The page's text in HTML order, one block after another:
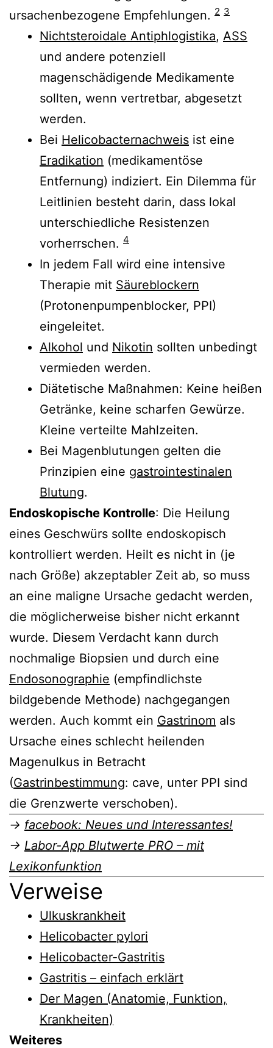
ursachenbezogene Empfehlungen. 2 3
Nichtsteroidale Antiphlogistika, ASS
und andere potenziell
magenschädigende Medikamente
sollten, wenn vertretbar, abgesetzt
werden.
Bei Helicobacternachweis ist eine
Eradikation (medikamentöse
Entfernung) indiziert. Ein Dilemma für
Leitlinien besteht darin, dass lokal
unterschiedliche Resistenzen
vorherrschen. 4
In jedem Fall wird eine intensive
Therapie mit Säureblockern
(Protonenpumpenblocker, PPI)
eingeleitet.
Alkohol und Nikotin sollten unbedingt
vermieden werden.
Diätetische Maßnahmen: Keine heißen
Getränke, keine scharfen Gewürze.
Kleine verteilte Mahlzeiten.
Bei Magenblutungen gelten die
Prinzipien eine gastrointestinalen
Blutung.
Endoskopische Kontrolle: Die Heilung
eines Geschwürs sollte endoskopisch
kontrolliert werden. Heilt es nicht in (je
nach Größe) akzeptabler Zeit ab, so muss
an eine maligne Ursache gedacht werden,
die möglicherweise bisher nicht erkannt
wurde. Diesem Verdacht kann durch
nochmalige Biopsien und durch eine
Endosonographie (empfindlichste
bildgebende Methode) nachgegangen
werden. Auch kommt ein Gastrinom als
Ursache eines schlecht heilenden
Magenulkus in Betracht
(Gastrinbestimmung: cave, unter PPI sind
die Grenzwerte verschoben).
→ facebook: Neues und Interessantes!
→ Labor-App Blutwerte PRO – mit
Lexikonfunktion
Verweise
Ulkuskrankheit
Helicobacter pylori
Helicobacter-Gastritis
Gastritis – einfach erklärt
Der Magen (Anatomie, Funktion,
Krankheiten)
Weiteres